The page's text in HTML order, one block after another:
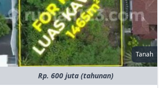
Tanah
Rp. 600 juta (tahunan)